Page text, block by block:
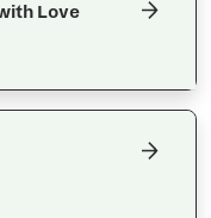
Love